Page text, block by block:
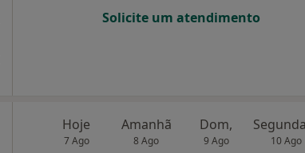
Solicite um atendimento
Hoje
7 Ago
Amanhã
8 Ago
Dom,
9 Ago 10 Ago